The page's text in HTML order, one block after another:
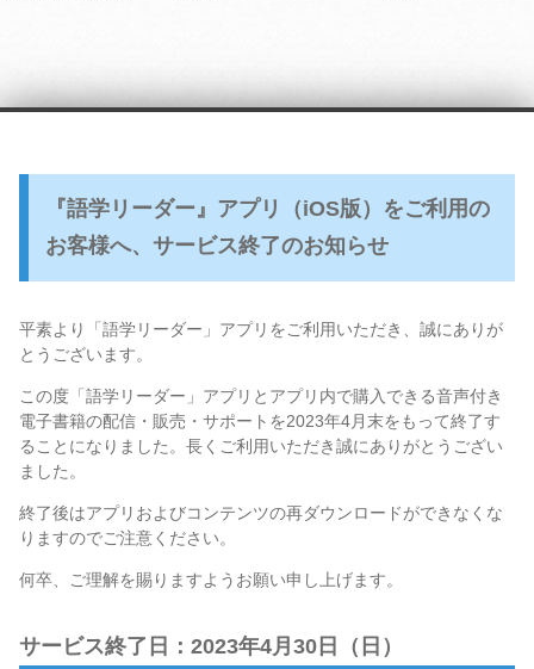
『語学リーダー』アプリ（iOS版）をご利用の
お客様へ、サービス終了のお知らせ
平素より「語学リーダー」アプリをご利用いただき、誠にありが
とうございます。
この度「語学リーダー」アプリとアプリ内で購入できる音声付き
電子書籍の配信・販売・サポートを2023年4月末をもって終了す
ることになりました。長くご利用いただき誠にありがとうござい
ました。
終了後はアプリおよびコンテンツの再ダウンロードができなくな
りますのでご注意ください。
何卒、ご理解を賜りますようお願い申し上げます。
サービス終了日：2023年4月30日（日）